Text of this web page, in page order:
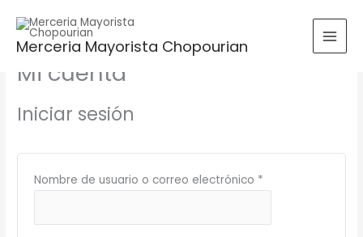
contenido
Merceria Mayorista Chopourian
Mi cuenta
Iniciar sesión
Nombre de usuario o correo electrónico *